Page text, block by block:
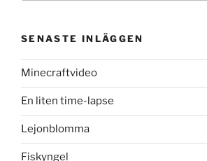
SENASTE INLÄGGEN
Minecraftvideo
En liten time-lapse
Lejonblomma
Fiskyngel